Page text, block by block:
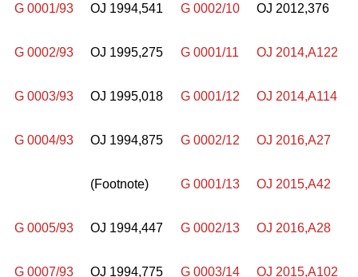
G 0001/93 OJ 1994,541 G 0002/10 OJ 2012,376
G 0002/93 OJ 1995,275 G 0001/11 OJ 2014,A122
G 0003/93 OJ 1995,018 G 0001/12 OJ 2014,A114
G 0004/93 OJ 1994,875 G 0002/12 OJ 2016,A27
(Footnote) G 0001/13 OJ 2015,A42
G 0005/93 OJ 1994,447 G 0002/13 OJ 2016,A28
G 0007/93 OJ 1994,775 G 0003/14 OJ 2015,A102